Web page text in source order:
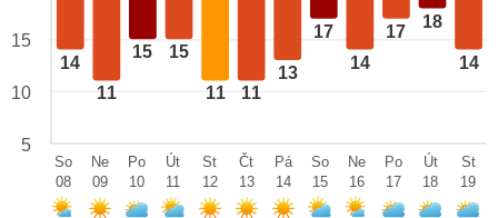
14
11
15 15
11 11
13
17
14
17
18
14
15
10
5
So
08
Ne
09
Po
10
Út
11
St
12
Čt
13
Pá
14
So
15
Ne
16
Po
17
Út
18
St
19